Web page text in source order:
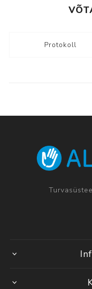
Protokoll